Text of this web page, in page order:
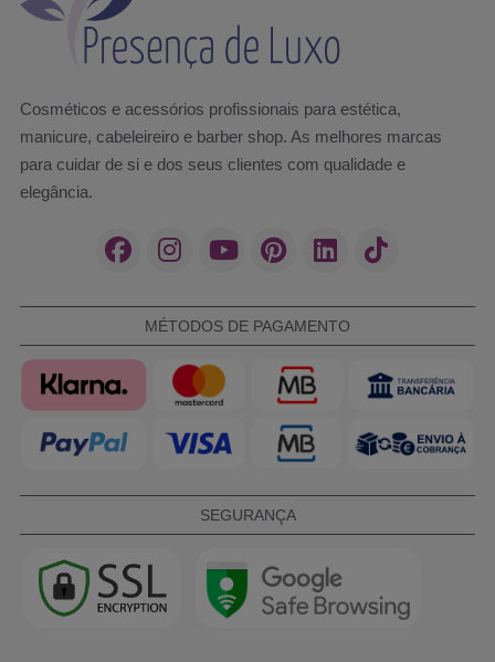
Cosméticos e acessórios profissionais para estética,
manicure, cabeleireiro e barber shop. As melhores marcas
para cuidar de si e dos seus clientes com qualidade e
elegância.
MÉTODOS DE PAGAMENTO
SEGURANÇA